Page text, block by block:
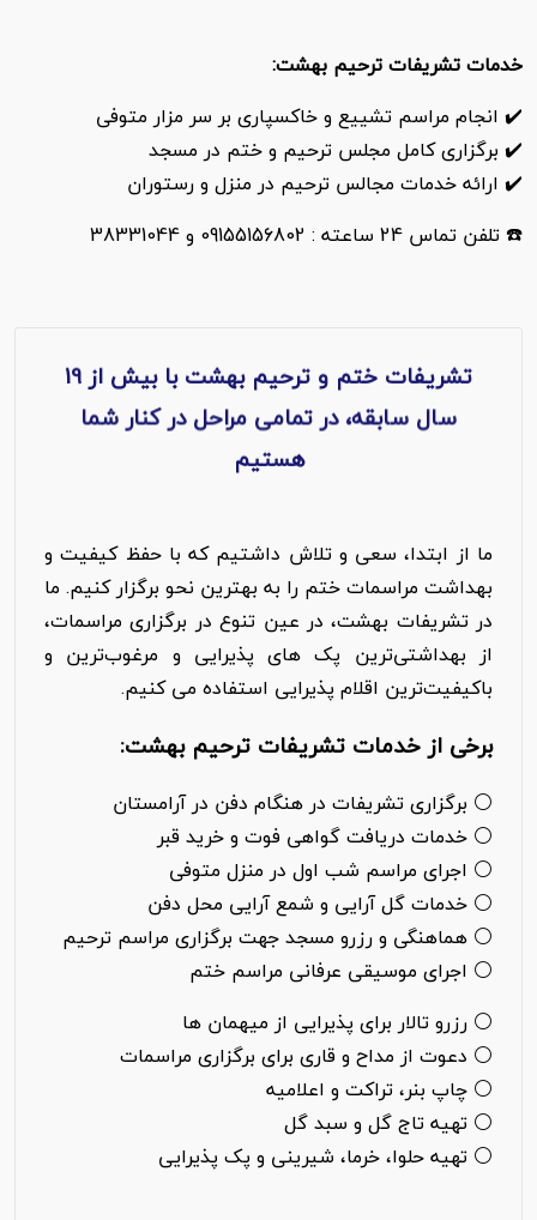
خدمات تشریفات ترحیم بهشت:
✔️ انجام مراسم تشییع و خاکسپاری بر سر مزار متوفی
✔️ برگزاری کامل مجلس ترحیم و ختم در مسجد
✔️ ارائه خدمات مجالس ترحیم در منزل و رستوران
☎️ تلفن تماس 24 ساعته : 09155156802 و 38331044
تشریفات ختم و ترحیم بهشت با بیش از 19
سال سابقه، در تمامی مراحل در کنار شما
هستیم
ما از ابتدا، سعی و تلاش داشتیم که با حفظ کیفیت و
بهداشت مراسمات ختم را به بهترین نحو برگزار کنیم. ما
در تشریفات بهشت، در عین تنوع در برگزاری مراسمات،
از بهداشتی‌ترین پک های پذیرایی و مرغوب‌ترین و
باکیفیت‌ترین اقلام پذیرایی استفاده می کنیم.
برخی از خدمات تشریفات ترحیم بهشت:
⚪ برگزاری تشریفات در هنگام دفن در آرامستان
⚪ خدمات دریافت گواهی فوت و خرید قبر
⚪ اجرای مراسم شب اول در منزل متوفی
⚪ خدمات گل آرایی و شمع آرایی محل دفن
⚪ هماهنگی و رزرو مسجد جهت برگزاری مراسم ترحیم
⚪ اجرای موسیقی عرفانی مراسم ختم
⚪ رزرو تالار برای پذیرایی از میهمان ها
⚪ دعوت از مداح و قاری برای برگزاری مراسمات
⚪ چاپ بنر، تراکت و اعلامیه
⚪ تهیه تاج گل و سبد گل
⚪ تهیه حلوا، خرما، شیرینی و پک پذیرایی